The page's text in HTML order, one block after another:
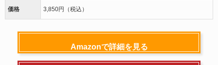
価格 3,850円（税込）
Amazonで詳細を見る